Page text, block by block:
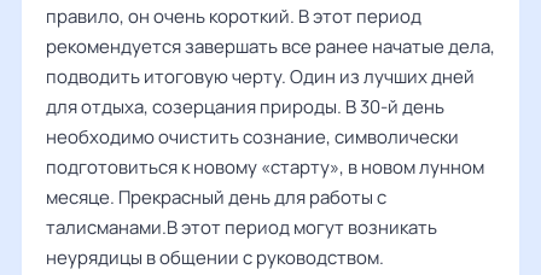
правило, он очень короткий. В этот период
рекомендуется завершать все ранее начатые дела,
подводить итоговую черту. Один из лучших дней
для отдыха, созерцания природы. В 30-й день
необходимо очистить сознание, символически
подготовиться к новому «старту», в новом лунном
месяце. Прекрасный день для работы с
талисманами.В этот период могут возникать
неурядицы в общении с руководством.